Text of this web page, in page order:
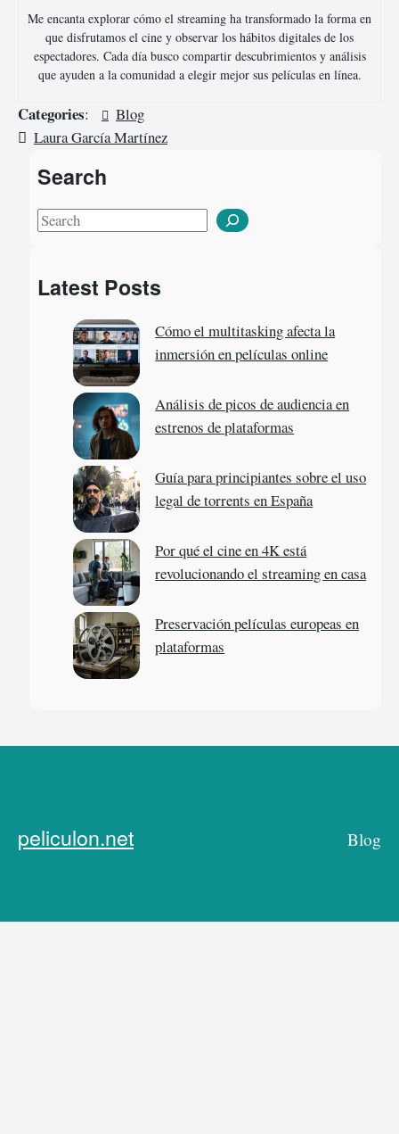
Me encanta explorar cómo el streaming ha transformado la forma en
que disfrutamos el cine y observar los hábitos digitales de los
espectadores. Cada día busco compartir descubrimientos y análisis
que ayuden a la comunidad a elegir mejor sus películas en línea.
Categories:
Blog
Laura García Martínez
Search
S
r
Latest Posts
Cómo el multitasking afecta la
inmersión en películas online
Análisis de picos de audiencia en
estrenos de plataformas
Guía para principiantes sobre el uso
legal de torrents en España
Por qué el cine en 4K está
revolucionando el streaming en casa
Preservación películas europeas en
plataformas
peliculon.net Blog